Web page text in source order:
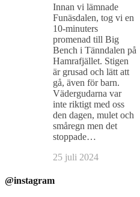
Innan vi lämnade
Funäsdalen, tog vi en
10-minuters
promenad till Big
Bench i Tänndalen på
Hamrafjället. Stigen
är grusad och lätt att
gå, även för barn.
Vädergudarna var
inte riktigt med oss
den dagen, mulet och
småregn men det
stoppade…
25 juli 2024
@instagram